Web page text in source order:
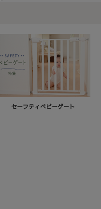
セーフティベビーゲート